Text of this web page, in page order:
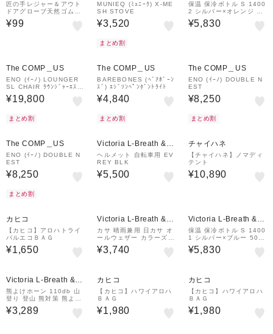
匠の手レジャー＆アウト
ドアグローブ天然ゴム背
抜き手袋 1双
¥99
MUNIEQ (ﾐｭﾆｰｸ) X-ME
SH STOVE
¥3,520
まとめ割
all店
保温 保冷ボトル S 1400
2 シルバー×オレンジ 50
0ml
¥5,830
The COMP＿US
ENO (ｲｰﾉ) LOUNGER
SL CHAIR ﾗｳﾝｼﾞｬｰｴｽｴﾙ
ﾁｪｱ
¥19,800
まとめ割
The COMP＿US
BAREBONES (ﾍﾞｱﾎﾞｰﾝ
ｽﾞ) ｴｼﾞｿﾝﾍﾟﾝﾀﾞﾝﾄﾗｲﾄ
¥4,840
まとめ割
The COMP＿US
ENO (ｲｰﾉ) DOUBLE N
EST
¥8,250
まとめ割
The COMP＿US
ENO (ｲｰﾉ) DOUBLE N
EST
¥8,250
まとめ割
Victoria L-Breath &m
all店
ヘルメット 自転車用 EV
REY BLK
¥5,500
チャイハネ
【チャイハネ】ノマディ
テント
¥10,890
カヒコ
【カヒコ】アロハトライ
バルエコＢＡＧ
¥1,650
Victoria L-Breath &m
all店
カサ 晴雨兼用 日カサ オ
ールウェザー カラーズ P
LPK 54808
¥3,740
Victoria L-Breath &m
all店
保温 保冷ボトル S 1400
1 シルバー×ブルー 500
ml
¥5,830
Victoria L-Breath &m
all店
熊よけホーン 110db 山
登り 登山 熊対策 熊よけ
グッズ
¥3,289
カヒコ
【カヒコ】ハワイアロハ
ＢＡＧ
¥1,980
カヒコ
【カヒコ】ハワイアロハ
ＢＡＧ
¥1,980